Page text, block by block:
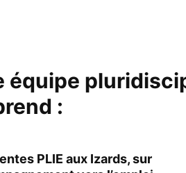
équipe
:
PLIE aux Izards, sur